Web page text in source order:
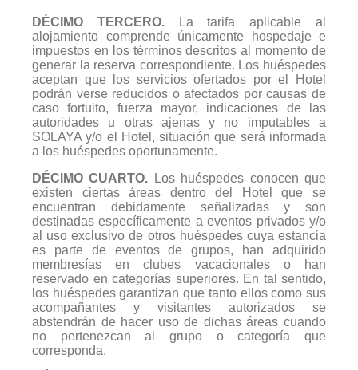
DÉCIMO TERCERO.La tarifa aplicable al
alojamiento comprende únicamente hospedaje e
impuestos en los términos descritos al momento de
generar la reserva correspondiente. Los huéspedes
aceptan que los servicios ofertados por el Hotel
podrán verse reducidos o afectados por causas de
caso fortuito, fuerza mayor, indicaciones de las
autoridades u otras ajenas y no imputables a
SOLAYA y/o el Hotel, situación que será informada
a los huéspedes oportunamente.
DÉCIMO CUARTO. Los huéspedes conocen que
existen ciertas áreas dentro del Hotel que se
encuentran debidamente señalizadas y son
destinadas específicamente a eventos privados y/o
al uso exclusivo de otros huéspedes cuya estancia
es parte de eventos de grupos, han adquirido
membresías en clubes vacacionales o han
reservado en categorías superiores. En tal sentido,
los huéspedes garantizan que tanto ellos como sus
acompañantes y visitantes autorizados se
abstendrán de hacer uso de dichas áreas cuando
no pertenezcan al grupo o categoría que
corresponda.